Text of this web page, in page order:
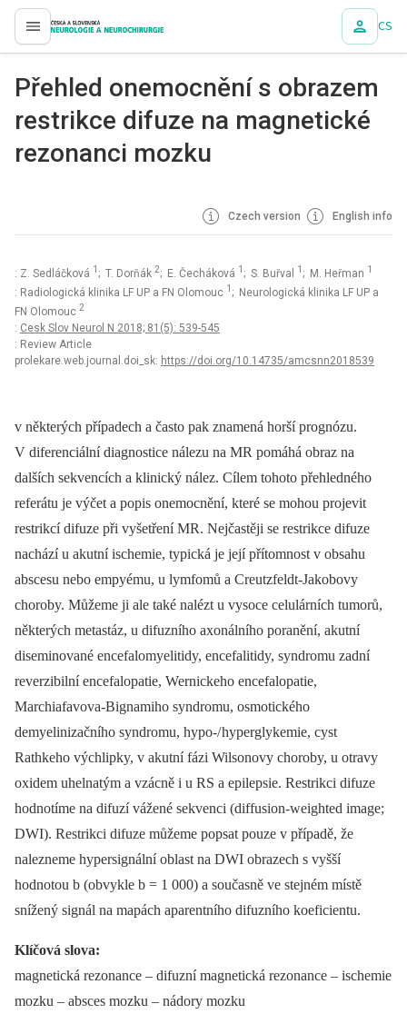
proLékaře.cz CS
Přehled onemocnění s obrazem
restrikce difuze na magnetické
rezonanci mozku
Czech version English info
: Z. Sedláčková 1 ; T. Dorňák 2; E. Čecháková 1 ; S. Buřval 1 ; M. Heřman 1
: Radiologická klinika LF UP a FN Olomouc 1 ; Neurologická klinika LF UP a
FN Olomouc 2
: Cesk Slov Neurol N 2018; 81(5): 539-545
: Review Article
prolekare.web.journal.doi_sk: https://doi.org/10.14735/amcsnn2018539
v některých případech a často pak znamená horší prognózu.
V diferenciální diagnostice nálezu na MR pomáhá obraz na
dalších sekvencích a klinický nález. Cílem tohoto přehledného
referátu je výčet a popis onemocnění, které se mohou projevit
restrikcí difuze při vyšetření MR. Nejčastěji se restrikce difuze
nachází u akutní ischemie, typická je její přítomnost v obsahu
abscesu nebo empyému, u lymfomů a Creutzfeldt-Jakobovy
choroby. Můžeme ji ale také nalézt u vysoce celulárních tumorů,
ně­kte­rých metastáz, u difuzního axonálního poranění, akutní
diseminované encefalomyelitidy, encefalitidy, syndromu zadní
reverzibilní encefalopatie, Wernickeho encefalopatie,
Marchiafavova-Bignamiho syndromu, osmotického
demyelinizačního syndromu, hypo-/ hyperglykemie, cyst
Rathkeho výchlipky, v akutní fázi Wilsonovy choroby, u otravy
oxidem uhelnatým a vzácně i u RS a epilepsie. Restrikci difuze
hodnotíme na difuzí vážené sekvenci (diffusion-weighted image;
DWI). Restrikci difuze můžeme popsat pouze v případě, že
nalezneme hypersignální oblast na DWI obrazech s vyšší
hodnotou b (obvykle b = 1 000) a současně ve stejném místě
snížený signál na mapách aparentního difuzního koeficientu.
Klíčová slova:
magnetická rezonance –⁠ difuzní magnetická rezonance –⁠ ischemie
mozku –⁠ absces mozku –⁠ nádory mozku